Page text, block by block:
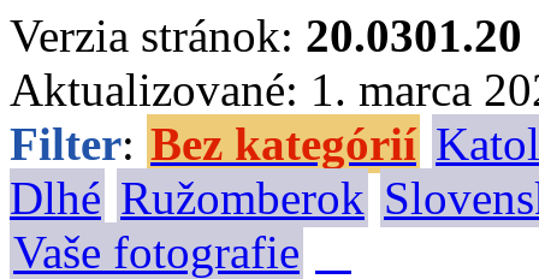
Verzia stránok: 20.0301.20
Aktualizované: 1. marca
Filter: Bez kategórií
Dlhé Ružomberok
Vaše fotografie